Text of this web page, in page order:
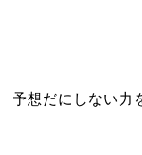
予想だにしない力